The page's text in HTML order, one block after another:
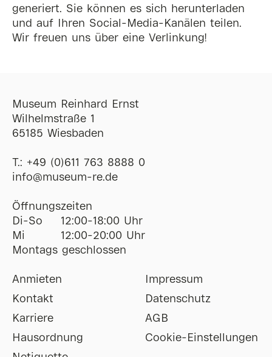
generiert. Sie können es sich herunterladen
und auf Ihren Social-Media-Kanälen teilen.
Wir freuen uns über eine Verlinkung!
Museum Reinhard Ernst
Wilhelmstraße 1
65185 Wiesbaden
T.: +49 (0)611 763 8888 0
ofni@museum-re de
Öffnungszeiten
Di-So
12:00-18:00 Uhr
Mi
12:00-20:00 Uhr
Montags geschlossen
Anmieten
Kontakt
Karriere
Hausordnung
Impressum
Datenschutz
AGB
Cookie-Einstellungen